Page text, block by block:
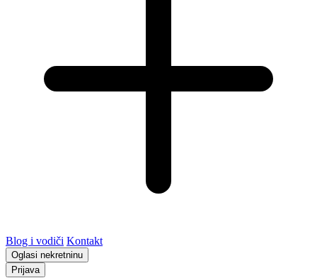
Blog i vodiči Kontakt
Oglasi nekretninu
Prijava